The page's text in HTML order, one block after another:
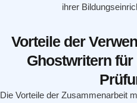
ihrer
Vorteile der
Ghostwritern für
Die Vorteile der Zusammenarbeit